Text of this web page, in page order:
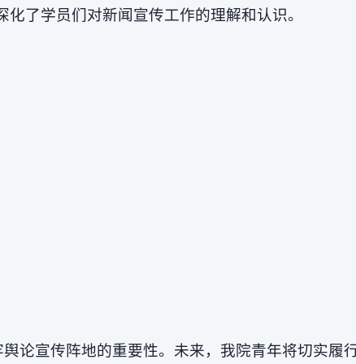
了学员们对新闻宣传工作的理解和认识。
论宣传阵地的重要性。未来，我院青年将切实履